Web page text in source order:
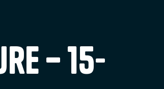
– 15-